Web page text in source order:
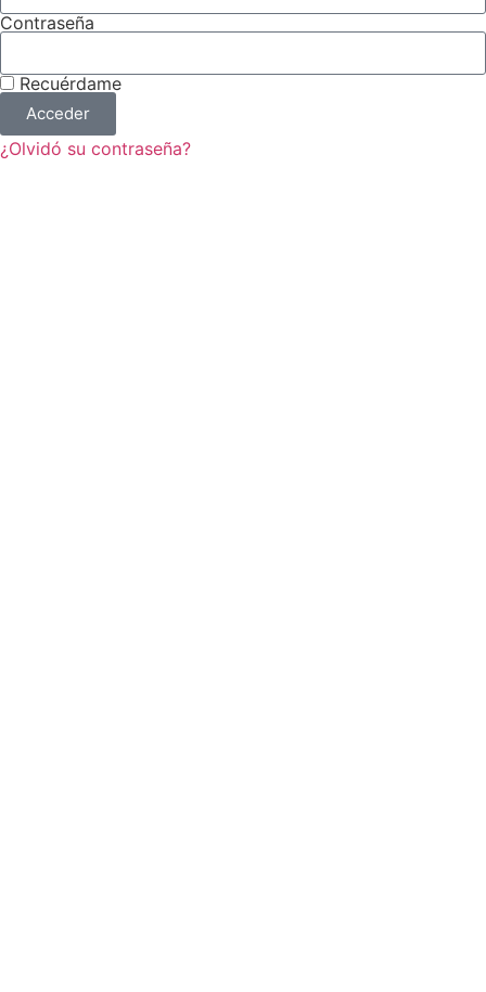
Contraseña
Recuérdame
Acceder
¿Olvidó su contraseña?